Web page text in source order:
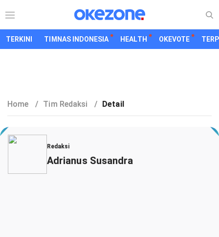
TERKINI TIMNAS INDONESIA HEALTH OKEVOTE
Home / Tim Redaksi / Detail
Redaksi
Adrianus Susandra